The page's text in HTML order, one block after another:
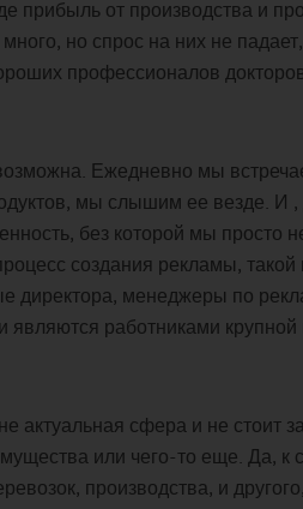
прибыль от производства и
но спрос на них не
профессионалов
Ежедневно мы
мы слышим ее везде. И
без которой мы
создания рекламы,
директора, менеджеры по
работниками крупной
актуальная сфера и не стоит
или чего-то еще. Да,
производства, и